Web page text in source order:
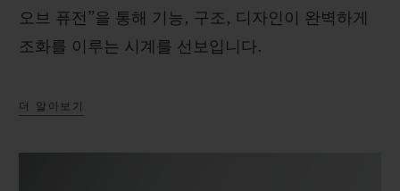
오브 퓨전”을 통해 기능, 구조, 디자인이 완벽하게
조화를 이루는 시계를 선보입니다.
더 알아보기